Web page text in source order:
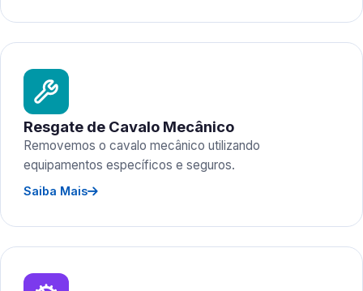
Resgate de Cavalo Mecânico
Removemos o cavalo mecânico utilizando
equipamentos específicos e seguros.
Saiba Mais